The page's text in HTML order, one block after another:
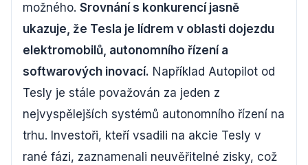
možného. Srovnání s konkurencí jasně
ukazuje, že Tesla je lídrem v oblasti dojezdu
elektromobilů, autonomního řízení a
softwarových inovací. Například Autopilot od
Tesly je stále považován za jeden z
nejvyspělejších systémů autonomního řízení na
trhu. Investoři, kteří vsadili na akcie Tesly v
rané fázi, zaznamenali neuvěřitelné zisky, což